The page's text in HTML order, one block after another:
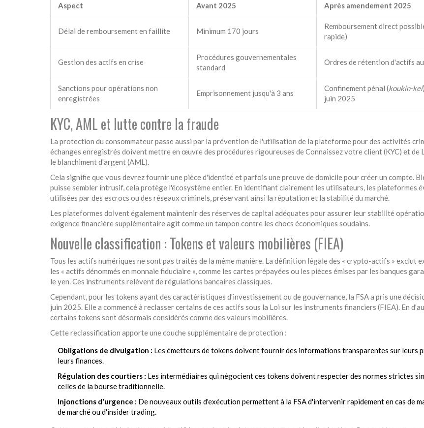
Aspect
Avant 2025 Après amendement 2025
Délai de remboursement en faillite Minimum 170 jours
Remboursement direct
rapide)
Gestion des actifs en crise
Procédures gouvernementales
standard
Ordres de rétention d'actifs au
Sanctions pour opérations non
enregistrées
Emprisonnement jusqu'à 3 ans
Confinement pénal (koukin-kei
juin 2025
KYC, AML et lutte contre la fraude
La protection du consommateur passe aussi par la prévention de l'utilisation de la plateforme pour des activités
échanges enregistrés doivent mettre en œuvre des procédures rigoureuses deConnaissez votre client(KYC) et de
le blanchiment d'argent(AML).
Cela signifie que vous devrez fournir une pièce d'identité et parfois une preuve de domicile pour créer un compte.
puisse sembler intrusif, cela protège l'écosystème entier. En identifiant clairement les utilisateurs, les plateformes
utilisées par des escrocs ou des réseaux criminels, préservant ainsi la réputation et la stabilité du marché.
Les plateformes doivent également maintenir des réserves de capital adéquates pour assurer leur stabilité
exigence financière supplémentaire agit comme un tampon contre les chocs économiques soudains.
Nouvelle classification : Tokens et valeurs mobilières (FIEA)
Tous les actifs numériques ne sont pas traités de la même manière. La définition légale des « crypto-actifs » exclut
les « actifs dénommés en monnaie fiduciaire », comme les cartes prépayées ou les pièces émises par les banques
le yen. Ces instruments relèvent de régulations bancaires classiques.
Cependant, pour les tokens ayant des caractéristiques d'investissement ou de gouvernance, la FSA a pris une
juin 2025. Elle a commencé à reclasser certains de ces actifs sous la Loi sur les instruments financiers (FIEA). En
certains tokens sont désormais considérés comme des valeurs mobilières.
Cette reclassification apporte une couche supplémentaire de protection :
Obligations de divulgation : Les émetteurs de tokens doivent fournir des informations transparentes sur leurs
leurs finances.
Régulation des courtiers : Les intermédiaires qui négocient ces tokens doivent respecter des normes strictes
celles de la bourse traditionnelle.
Injonctions d'urgence : De nouveaux outils d'exécution permettent à la FSA d'intervenir rapidement en cas de
de marché ou d'insider trading.